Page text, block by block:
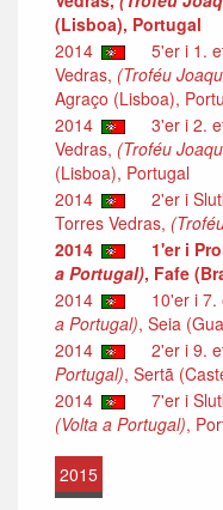
(Lisboa), Portugal
2014
5'er i 1.
Vedras, (Troféu
Agraço (Lisboa),
2014
3'er i 2.
Vedras, (Troféu
(Lisboa), Portugal
2014
2'er i
Torres Vedras,
2014
1'er i
a Portugal), Fafe
2014
10'er i 7.
a Portugal), Seia
2014
2'er i 9.
Portugal), Sertã
2014
7'er i
(Volta a Portugal),
2015